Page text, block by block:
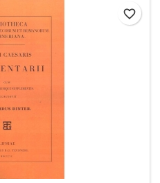
favorite_border